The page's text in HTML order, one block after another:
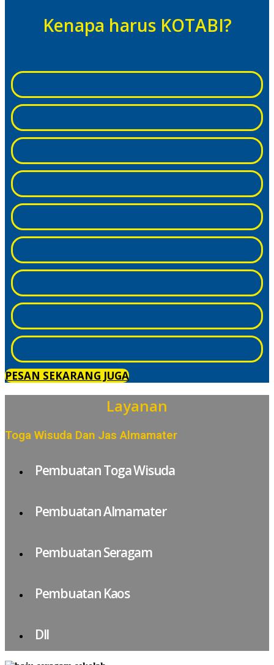
Kenapa harus KOTABI?
PESAN SEKARANG JUGA
Layanan
Toga Wisuda Dan Jas Almamater
Pembuatan Toga Wisuda
Pembuatan Almamater
Pembuatan Seragam
Pembuatan Kaos
Dll